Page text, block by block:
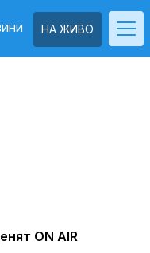
НА ЖИВО
ON AIR